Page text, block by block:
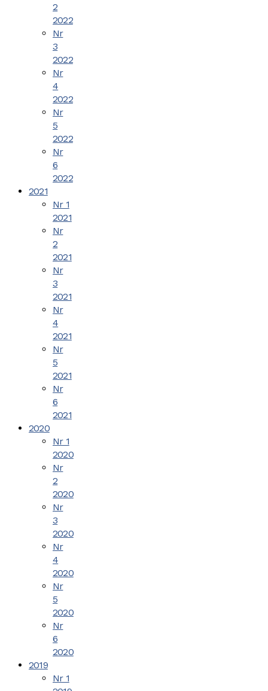
2
2022
Nr
3
2022
Nr
4
2022
Nr
5
2022
Nr
6
2022
2021
Nr 1
2021
Nr
2
2021
Nr
3
2021
Nr
4
2021
Nr
5
2021
Nr
6
2021
2020
Nr 1
2020
Nr
2
2020
Nr
3
2020
Nr
4
2020
Nr
5
2020
Nr
6
2020
2019
Nr 1